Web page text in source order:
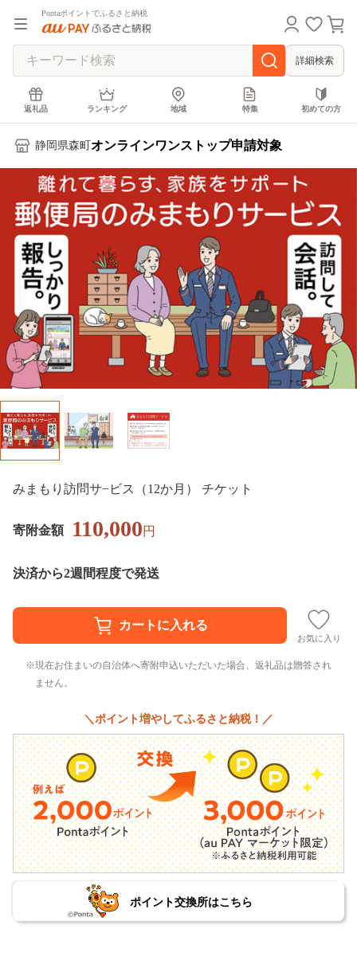
Pontaポイントでふるさと納税
詳細検索
返礼品 ランキング 地域 特集 初めての方
静岡県森町 オンラインワンストップ申請対象
みまもり訪問サ−ビス（12か月） チケット
寄附金額 110,000円
決済から2週間程度で発送
お気に入り
現在お住まいの自治体へ寄附申込いただいた場合、返礼品は贈答され
ません。
＼ポイント増やしてふるさと納税！／
ポイント交換所はこちら